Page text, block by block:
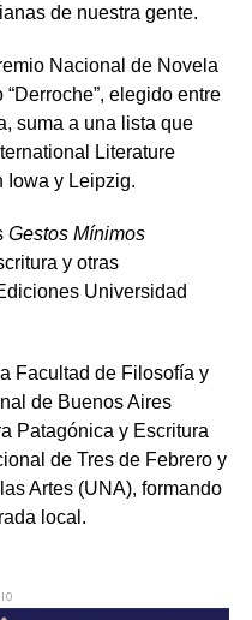
de nuestra gente.
Nacional de Novela
elegido entre
suma a una lista que
Literature
Iowa y Leipzig.
Gestos Mínimos
y otras
Universidad
Facultad de Filosofía y
de Buenos Aires
Patagónica y Escritura
de Tres de Febrero y
Artes (UNA), formando
local.